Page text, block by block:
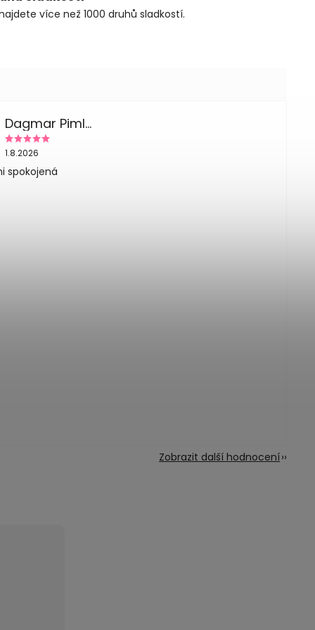
více než 1000 druhů sladkostí.
Dagmar Pimlplova
1.8.2026
spokojená
Zobrazit další hodnocení